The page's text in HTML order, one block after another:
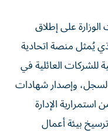
على إطلاق
يُمثل منصة اتحادية
للشركات العائلية في
وإصدار شهادات
استمرارية الإدارة
بيئة أعمال